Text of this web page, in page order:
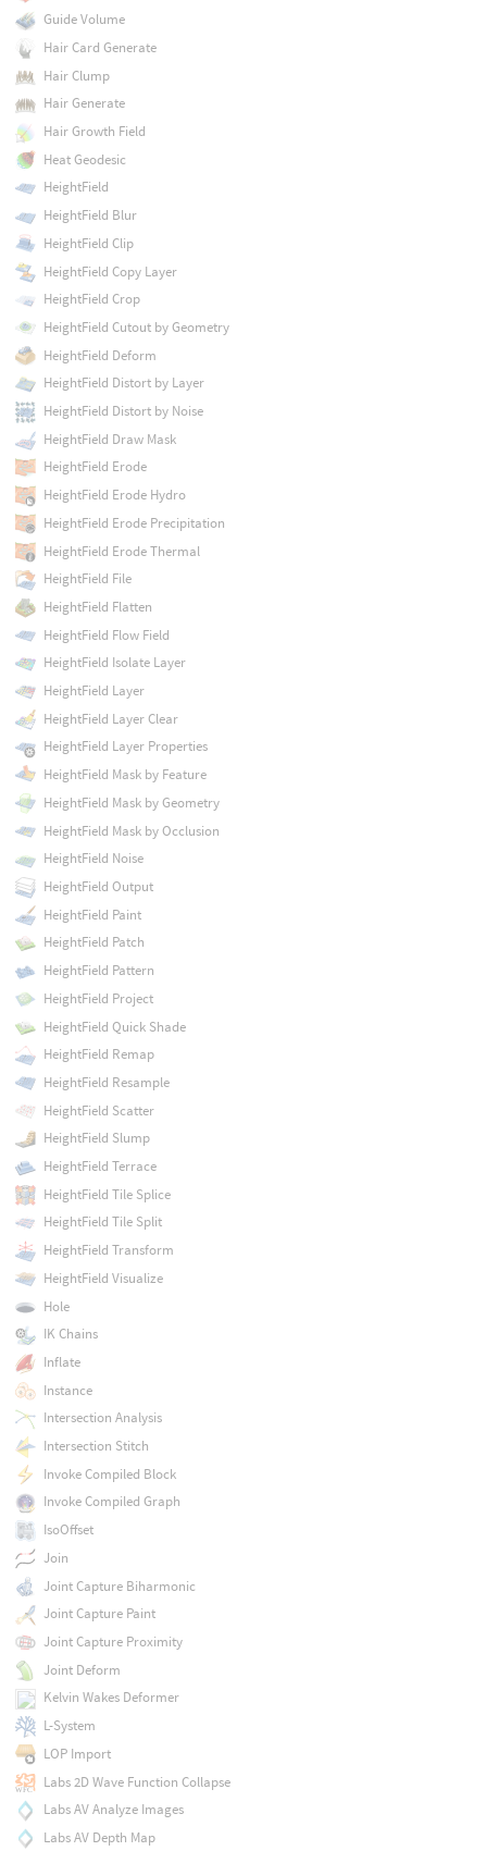
Guide Volume
Hair Card Generate
Hair Clump
Hair Generate
Hair Growth Field
Heat Geodesic
HeightField
HeightField Blur
HeightField Clip
HeightField Copy Layer
HeightField Crop
HeightField Cutout by Geometry
HeightField Deform
HeightField Distort by Layer
HeightField Distort by Noise
HeightField Draw Mask
HeightField Erode
HeightField Erode Hydro
HeightField Erode Precipitation
HeightField Erode Thermal
HeightField File
HeightField Flatten
HeightField Flow Field
HeightField Isolate Layer
HeightField Layer
HeightField Layer Clear
HeightField Layer Properties
HeightField Mask by Feature
HeightField Mask by Geometry
HeightField Mask by Occlusion
HeightField Noise
HeightField Output
HeightField Paint
HeightField Patch
HeightField Pattern
HeightField Project
HeightField Quick Shade
HeightField Remap
HeightField Resample
HeightField Scatter
HeightField Slump
HeightField Terrace
HeightField Tile Splice
HeightField Tile Split
HeightField Transform
HeightField Visualize
Hole
IK Chains
Inflate
Instance
Intersection Analysis
Intersection Stitch
Invoke Compiled Block
Invoke Compiled Graph
IsoOffset
Join
Joint Capture Biharmonic
Joint Capture Paint
Joint Capture Proximity
Joint Deform
Kelvin Wakes Deformer
L-System
LOP Import
Labs 2D Wave Function Collapse
Labs AV Analyze Images
Labs AV Depth Map